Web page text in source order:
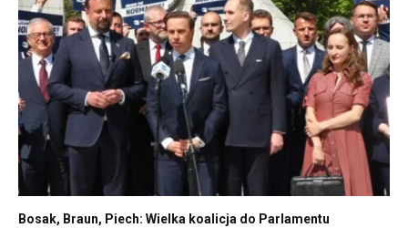
Bosak, Braun, Piech: Wielka koalicja do Parlamentu